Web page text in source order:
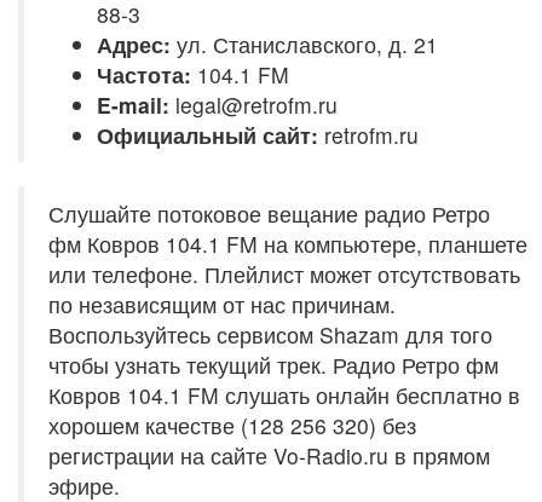
88-3
Адрес: ул. Станиславского, д. 21
Частота: 104.1 FM
E-mail: legal@retrofm.ru
Официальный сайт: retrofm.ru
Слушайте потоковое вещание радио Ретро
фм Ковров 104.1 FM на компьютере, планшете
или телефоне. Плейлист может отсутствовать
по независящим от нас причинам.
Воспользуйтесь сервисом Shazam для того
чтобы узнать текущий трек. Радио Ретро фм
Ковров 104.1 FM слушать онлайн бесплатно в
хорошем качестве (128 256 320) без
регистрации на сайте Vo-Radio.ru в прямом
эфире.